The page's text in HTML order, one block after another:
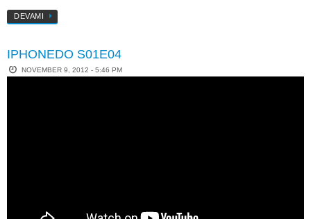
DEVAMI
IPHONEDO S01E04
NOVEMBER 9, 2012 - 5:46 PM